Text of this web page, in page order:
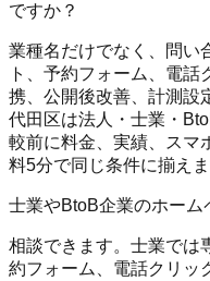
ですか？
業種名だけでなく、問い
ト、予約フォーム、電
携、公開後改善、計測設
代田区は法人・士業・
較前に料金、実績、スマ
料5分で同じ条件に揃えま
士業やBtoB企業のホーム
相談できます。士業では
約フォーム、電話クリッ